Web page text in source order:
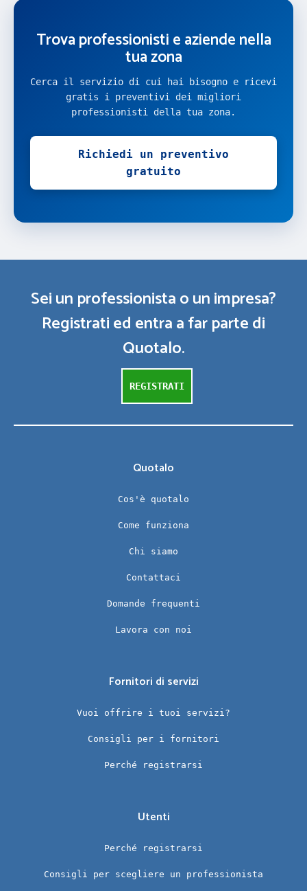
Trova professionisti e aziende nella
tua zona
Cerca il servizio di cui hai bisogno e ricevi
gratis i preventivi dei migliori
professionisti della tua zona.
Richiedi un preventivo
gratuito
Sei un professionista o un impresa?
Registrati ed entra a far parte di
Quotalo.
REGISTRATI
Quotalo
Cos'è quotalo
Come funziona
Chi siamo
Contattaci
Domande frequenti
Lavora con noi
Fornitori di servizi
Vuoi offrire i tuoi servizi?
Consigli per i fornitori
Perché registrarsi
Utenti
Perché registrarsi
Consigli per scegliere un professionista